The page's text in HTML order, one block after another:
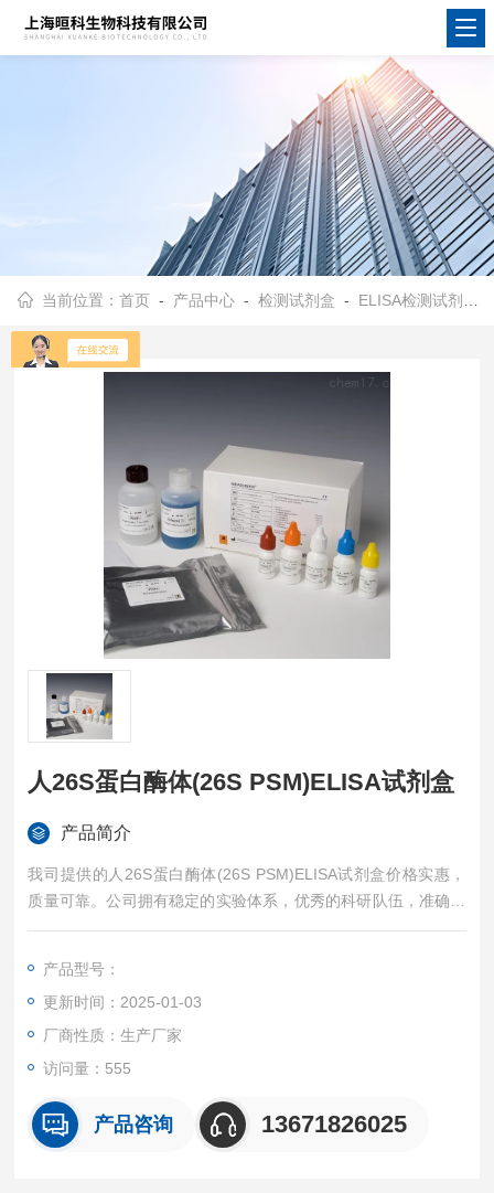
当前位置：首页 - 产品中心 -检测试剂盒 - ELISA检测试剂盒
人26S蛋白酶体(26S PSM)ELISA试剂盒
产品简介
我司提供的人26S蛋白酶体(26S PSM)ELISA试剂盒价格实惠，
质量可靠。公司拥有稳定的实验体系，优秀的科研队伍，准确的
实验结果，是您值得信赖的合作伙伴，凡购买我司的试剂盒产品
产品型号：
更新时间：2025-01-03
厂商性质：生产厂家
访问量：555
产品咨询 13671826025